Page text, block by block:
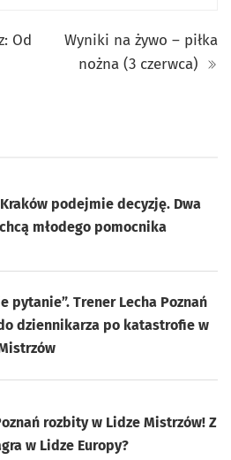
Od
Wyniki na żywo – piłka
nożna (3 czerwca)
podejmie decyzję. Dwa
młodego pomocnika
pytanie”. Trener Lecha Poznań
dziennikarza po katastrofie w
rozbity w Lidze Mistrzów! Z
w Lidze Europy?